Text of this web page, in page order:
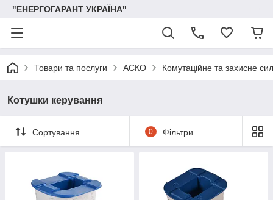
"ЕНЕРГОГАРАНТ УКРАЇНА"
Товари та послуги АСКО Комутаційне та захисне
Котушки керування
Сортування 0 Фільтри